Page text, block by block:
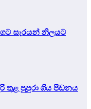
සැරයන් නිලයට
තුළ පුපුරා ගිය පීඩනය